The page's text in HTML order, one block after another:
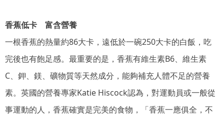
香蕉低卡 富含營養
一根香蕉的熱量約86大卡，遠低於一碗250大卡的白飯，吃
完後也有飽足感。最重要的是，香蕉有維生素B6、維生素
C、鉀、鎂、礦物質等天然成分，能夠補充人體不足的營養
素。英國的營養專家Katie Hiscock認為，對運動員或一般從
事運動的人，香蕉確實是完美的食物，「香蕉一應俱全，不